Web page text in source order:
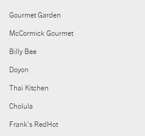
Gourmet Garden
McCormick Gourmet
Billy Bee
Doyon
Thai Kitchen
Cholula
Frank's RedHot